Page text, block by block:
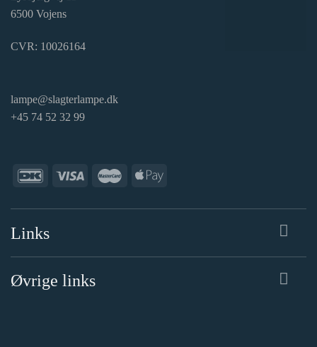
6500 Vojens
CVR: 10026164
lampe@slagterlampe.dk
+45 74 52 32 99
Links
Øvrige links